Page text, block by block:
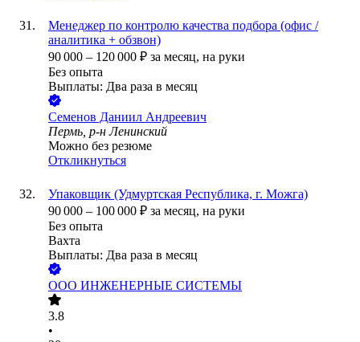
Менеджер по контролю качества подбора (офис /
аналитика + обзвон)
90 000 – 120 000 ₽ за месяц, на руки
Без опыта
Выплаты: Два раза в месяц
Семенов Даниил Андреевич
Пермь, р-н Ленинский
Можно без резюме
Откликнуться
Упаковщик (Удмуртская Республика, г. Можга)
90 000 – 100 000 ₽ за месяц, на руки
Без опыта
Вахта
Выплаты: Два раза в месяц
ООО ИНЖЕНЕРНЫЕ СИСТЕМЫ
3.8
•